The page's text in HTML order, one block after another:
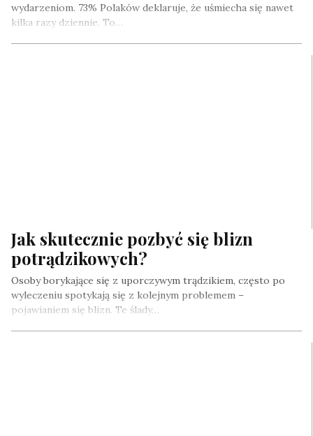
wydarzeniom. 73% Polaków deklaruje, że uśmiecha się nawet
kilka razy dziennie. To…
Jak skutecznie pozbyć się blizn
potrądzikowych?
Osoby borykające się z uporczywym trądzikiem, często po
wyleczeniu spotykają się z kolejnym problemem –
pojawianiem się blizn. Te ślady…